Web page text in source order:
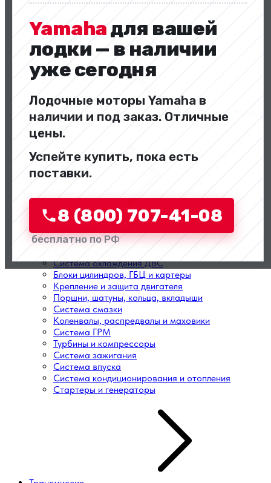
Yamahaдля вашей
лодки — в наличии
уже сегодня
Лодочные моторы Yamaha в
наличии и под заказ. Отличные
цены.
Успейте купить, пока есть
поставки.
8 (800) 707-41-08
бесплатно по РФ
Двигатели и комплектующие
Перейти в категорию
Топливная система
Система охлаждения ДВС
Блоки цилиндров, ГБЦ и картеры
Крепление и защита двигателя
Поршни, шатуны, кольца, вкладыши
Система смазки
Коленвалы, распредвалы и маховики
Система ГРМ
Турбины и компрессоры
Система зажигания
Система впуска
Система кондиционирования и отопления
Стартеры и генераторы